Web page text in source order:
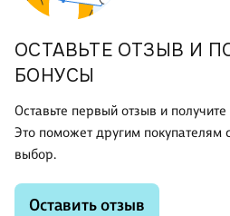
ОСТАВЬТЕ ОТЗЫВ И
БОНУСЫ
Оставьте первый отзыв и
Это поможет другим покупателям
выбор.
Оставить отзыв